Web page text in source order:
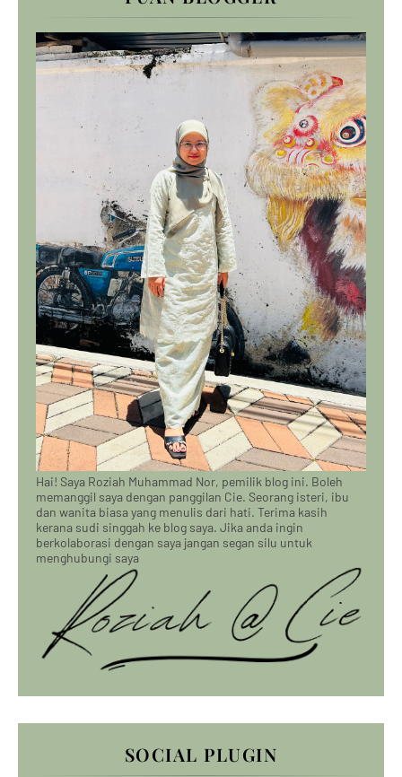
Hai! Saya Roziah Muhammad Nor, pemilik blog ini. Boleh
memanggil saya dengan panggilan Cie. Seorang isteri, ibu
dan wanita biasa yang menulis dari hati. Terima kasih
kerana sudi singgah ke blog saya. Jika anda ingin
berkolaborasi dengan saya jangan segan silu untuk
menghubungi saya
SOCIAL PLUGIN